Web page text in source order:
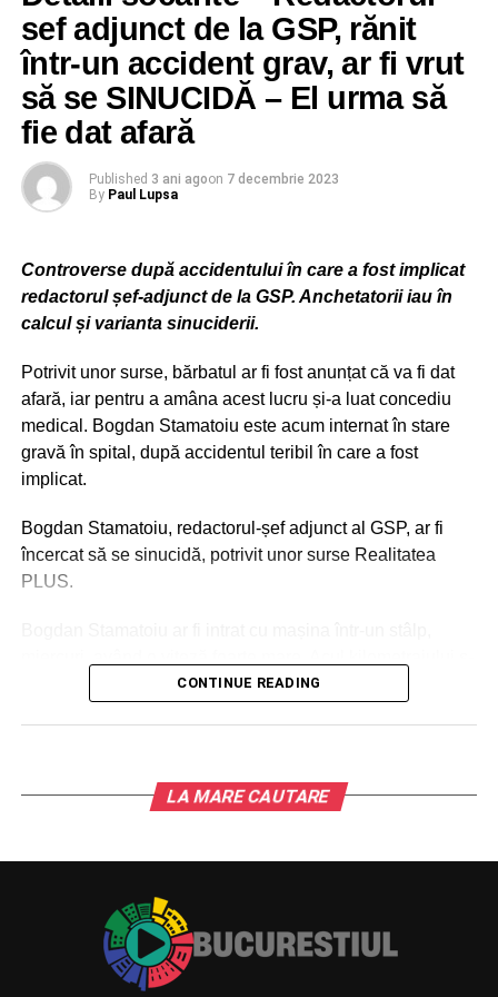
Chiar dacă a găsit noi jurați, Antena 1 continuă războiul
cu Florin Dumitrescu, Cătălin Scărlătescu și Sorin
Bontea. Antena Group a înregistrat pe 23 noiembrie câte
un proces fiecăruia dintre chefi, la Tribunalul Bucureşti.
sef adjunct de la GSP, rănit
într-un accident grav, ar fi vrut
să se SINUCIDĂ – El urma să
fie dat afară
Published 3 ani agoon 7 decembrie 2023
By Paul Lupsa
Controverse după accidentului în care a fost implicat
redactorul șef-adjunct de la GSP. Anchetatorii iau în
calcul și varianta sinuciderii.
Potrivit unor surse, bărbatul ar fi fost anunțat că va fi dat
afară, iar pentru a amâna acest lucru și-a luat concediu
medical. Bogdan Stamatoiu este acum internat în stare
gravă în spital, după accidentul teribil în care a fost
implicat.
Bogdan Stamatoiu, redactorul-șef adjunct al GSP, ar fi
încercat să se sinucidă, potrivit unor surse Realitatea
PLUS.
ar fi oprit la peste 100 km/h.
Călărași spre comuna Cernica. Brusc, a părăsit partea
carosabilă și ar fi intrat în coliziune cu un stâlp de înaltă
urgență la spital, pentru îngrijiri medicale.
CONTINUE READING
LA MARE CAUTARE